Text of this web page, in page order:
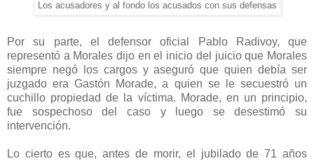
Los acusadores y al fondo los acusados con sus defensas
Por su parte, el defensor oficial Pablo Radivoy, que
representó a Morales dijo en el inicio del juicio que Morales
siempre negó los cargos y aseguró que quien debía ser
juzgado era Gastón Morade, a quien se le secuestró un
cuchillo propiedad de la víctima. Morade, en un principio,
fue sospechoso del caso y luego se desestimó su
intervención.
Lo cierto es que, antes de morir, el jubilado de 71 años